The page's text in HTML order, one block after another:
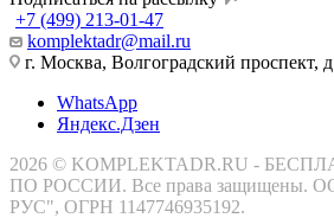
+7 (499) 213-01-47
komplektadr@mail.ru
г. Москва, Волгоградский проспект,
WhatsApp
Яндекс.Дзен
2026 © KOMPLEKTADR.RU -
ПО РОССИИ. Все права защищены.
РУС", ОГРН 1147746935192.